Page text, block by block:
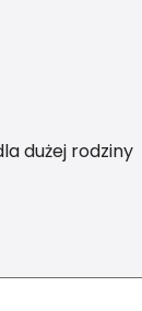
dużej rodziny